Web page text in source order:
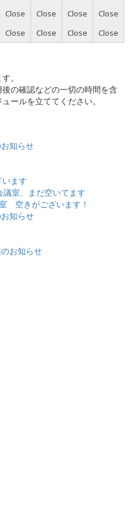
Close Close Close
Close
Close Close Close Close
。
の確認などの一切の時間を含
ールを立ててください。
知らせ
ます
室、まだ空いてます
空きがございます！
知らせ
お知らせ